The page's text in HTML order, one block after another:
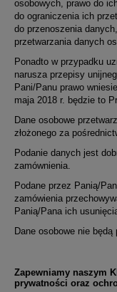
osobowych, prawo do
do ograniczenia ich
do przenoszenia
przetwarzania danych
Ponadto w przypadku
narusza przepisy
Pani/Panu prawo
maja 2018 r. będzie to
Dane osobowe
złożonego za
Podanie danych jest
zamównienia.
Podane przez Panią/
zamówienia
Panią/Pana ich
Dane osobowe nie będą
Zapewniamy naszym
prywatności oraz